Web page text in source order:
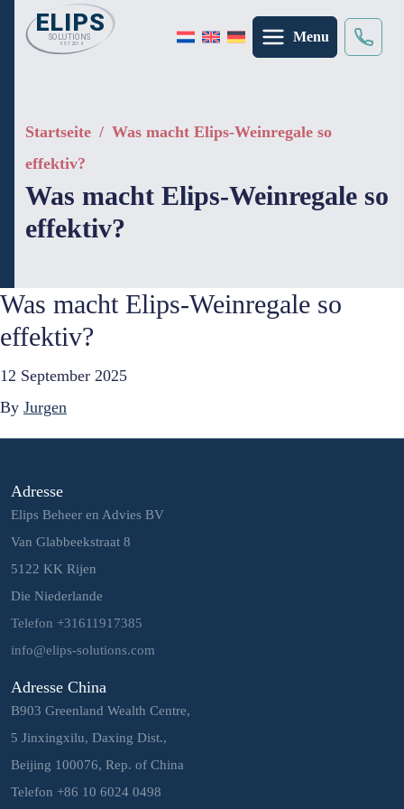
Menu
Startseite / Was macht Elips-Weinregale so
effektiv?
Was macht Elips-Weinregale so
effektiv?
Was macht Elips-Weinregale so
effektiv?
12 September 2025
By Jurgen
Adresse
Elips Beheer en Advies BV
Van Glabbeekstraat 8
5122 KK Rijen
Die Niederlande
Telefon +31611917385
info@elips-solutions.com
Adresse China
B903 Greenland Wealth Centre,
5 Jinxingxilu, Daxing Dist.,
Beijing 100076, Rep. of China
Telefon +86 10 6024 0498